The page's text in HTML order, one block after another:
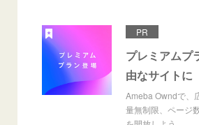
PR
プレミアムプ
由なサイトに
Ameba Owndで、
量無制限、ページ